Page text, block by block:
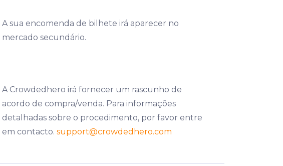
A sua encomenda de bilhete irá aparecer no
mercado secundário.
A Crowdedhero irá fornecer um rascunho de
acordo de compra/venda. Para informações
detalhadas sobre o procedimento, por favor entre
em contacto. support@crowdedhero.com